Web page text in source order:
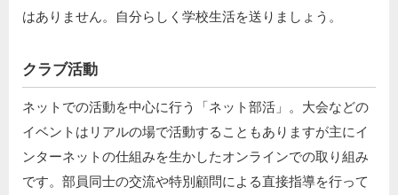
はありません。自分らしく学校生活を送りましょう。
クラブ活動
ネットでの活動を中心に行う「ネット部活」。大会などの
イベントはリアルの場で活動することもありますが主にイ
ンターネットの仕組みを生かしたオンラインでの取り組み
です。部員同士の交流や特別顧問による直接指導を行って